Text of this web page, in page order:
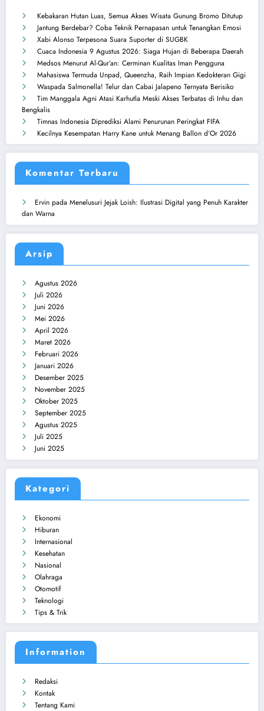
Kebakaran Hutan Luas, Semua Akses Wisata Gunung Bromo Ditutup
Jantung Berdebar? Coba Teknik Pernapasan untuk Tenangkan Emosi
Xabi Alonso Terpesona Suara Suporter di SUGBK
Cuaca Indonesia 9 Agustus 2026: Siaga Hujan di Beberapa Daerah
Medsos Menurut Al-Qur’an: Cerminan Kualitas Iman Pengguna
Mahasiswa Termuda Unpad, Queenzha, Raih Impian Kedokteran Gigi
Waspada Salmonella! Telur dan Cabai Jalapeno Ternyata Berisiko
Tim Manggala Agni Atasi Karhutla Meski Akses Terbatas di Inhu dan
Bengkalis
Timnas Indonesia Diprediksi Alami Penurunan Peringkat FIFA
Kecilnya Kesempatan Harry Kane untuk Menang Ballon d’Or 2026
Komentar Terbaru
Ervin pada Menelusuri Jejak Loish: Ilustrasi Digital yang Penuh Karakter
dan Warna
Arsip
Agustus 2026
Juli 2026
Juni 2026
Mei 2026
April 2026
Maret 2026
Februari 2026
Januari 2026
Desember 2025
November 2025
Oktober 2025
September 2025
Agustus 2025
Juli 2025
Juni 2025
Kategori
Ekonomi
Hiburan
Internasional
Kesehatan
Nasional
Olahraga
Otomotif
Teknologi
Tips & Trik
Information
Redaksi
Kontak
Tentang Kami